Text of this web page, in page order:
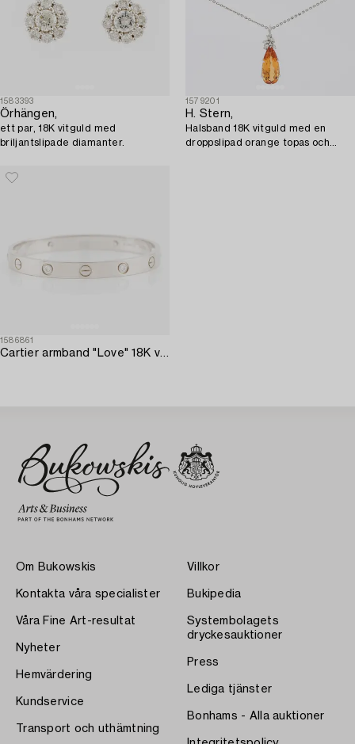
1583393
Örhängen,
ett par, 18K vitguld med
briljantslipade diamanter.
1579201
H. Stern,
Halsband 18K vitguld med en
droppslipad orange topas och
1586861
Cartier armband "Love" 18K vitguld med runda briljantslipade diamanter.
Om Bukowskis
Kontakta våra specialister
Våra Fine Art-resultat
Nyheter
Hemvärdering
Kundservice
Transport och uthämtning
Villkor
Bukipedia
Systembolagets
dryckesauktioner
Press
Lediga tjänster
Bonhams - Alla auktioner